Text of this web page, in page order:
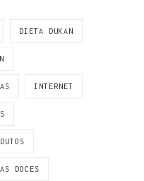
DIETA DUKAN
INTERNET
DOCES